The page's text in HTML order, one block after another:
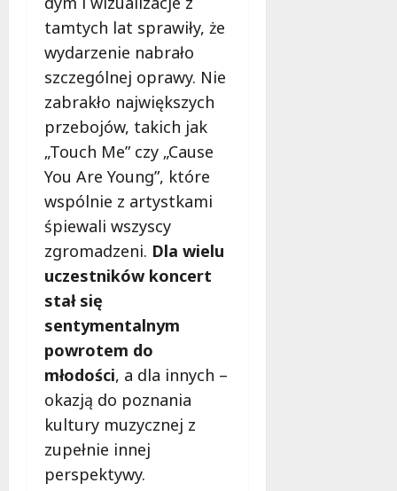
tamtych lat sprawiły, że
wydarzenie nabrało
szczególnej oprawy. Nie
zabrakło największych
przebojów, takich jak
„Touch Me” czy „Cause
You Are Young”, które
wspólnie z artystkami
śpiewali wszyscy
zgromadzeni. Dla wielu
uczestników koncert
stał się
sentymentalnym
powrotem do
młodości, a dla innych –
okazją do poznania
kultury muzycznej z
zupełnie innej
perspektywy.